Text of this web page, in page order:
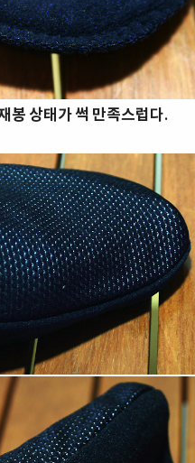
봉 상태가 썩 만족스럽다.